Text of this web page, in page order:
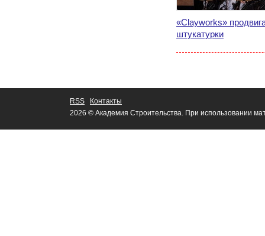
«Clayworks»
штукатурки
RSS
Контакты
2026 © Академия Строительства. При использовании